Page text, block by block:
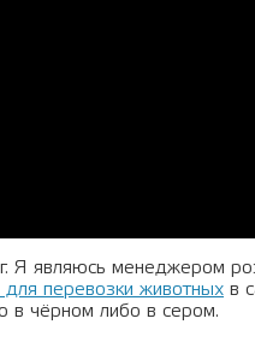
Я являюсь менеджером
для перевозки животных в
в чёрном либо в сером.